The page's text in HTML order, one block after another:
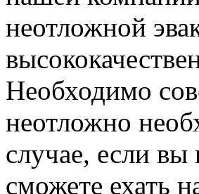
неотложной
Необходимо
неотложно
случае, если
сможете ехать